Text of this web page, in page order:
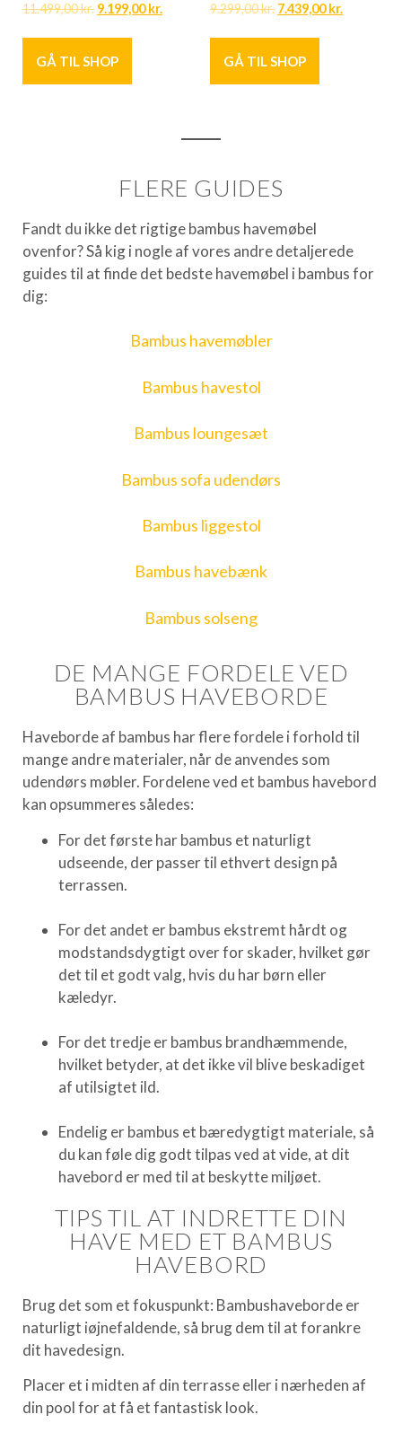
11.499,00kr. 9.199,00kr.
GÅ TIL SHOP
9.299,00kr. 7.439,00kr.
GÅ TIL SHOP
FLERE GUIDES
Fandt du ikke det rigtige bambus havemøbel
ovenfor? Så kig i nogle af vores andre detaljerede
guides til at finde det bedste havemøbel i bambus for
dig:
Bambus havemøbler
Bambus havestol
Bambus loungesæt
Bambus sofa udendørs
Bambus liggestol
Bambus havebænk
Bambus solseng
DE MANGE FORDELE VED
BAMBUS HAVEBORDE
Haveborde af bambus har flere fordele i forhold til
mange andre materialer, når de anvendes som
udendørs møbler. Fordelene ved et bambus havebord
kan opsummeres således:
For det første har bambus et naturligt
udseende, der passer til ethvert design på
terrassen.
For det andet er bambus ekstremt hårdt og
modstandsdygtigt over for skader, hvilket gør
det til et godt valg, hvis du har børn eller
kæledyr.
For det tredje er bambus brandhæmmende,
hvilket betyder, at det ikke vil blive beskadiget
af utilsigtet ild.
Endelig er bambus et bæredygtigt materiale, så
du kan føle dig godt tilpas ved at vide, at dit
havebord er med til at beskytte miljøet.
TIPS TIL AT INDRETTE DIN
HAVE MED ET BAMBUS
HAVEBORD
Brug det som et fokuspunkt: Bambushaveborde er
naturligt iøjnefaldende, så brug dem til at forankre
dit havedesign.
Placer et i midten af din terrasse eller i nærheden af
din pool for at få et fantastisk look.